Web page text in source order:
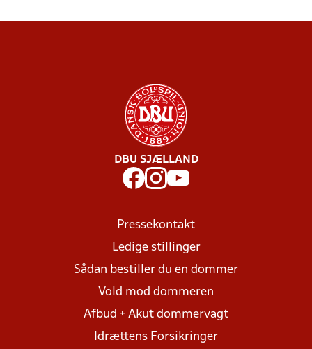
DBU SJÆLLAND
Pressekontakt
Ledige stillinger
Sådan bestiller du en dommer
Vold mod dommeren
Afbud + Akut dommervagt
Idrættens Forsikringer